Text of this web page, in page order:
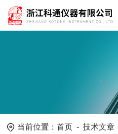
当前位置：首页 -技术文章